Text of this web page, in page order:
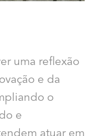
uma reflexão
e da
o
e